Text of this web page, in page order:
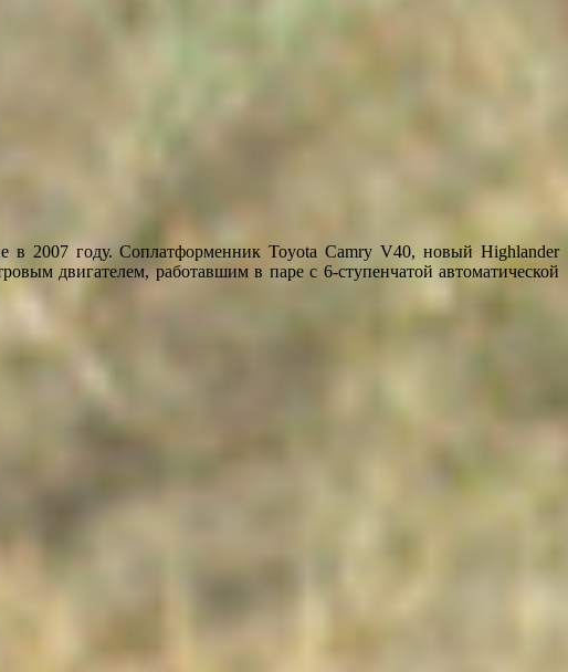
в 2007 году. Соплатформенник Toyota Camry V40, новый Highlander
двигателем, работавшим в паре с 6-ступенчатой автоматической